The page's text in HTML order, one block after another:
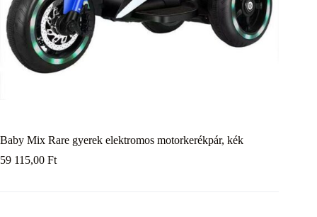
Baby Mix Rare gyerek elektromos motorkerékpár, kék
59 115,00 Ft